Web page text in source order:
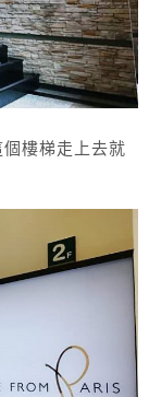
樓梯走上去就